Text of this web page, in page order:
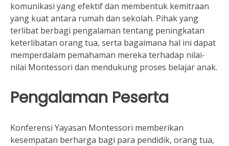
komunikasi yang efektif dan membentuk kemitraan
yang kuat antara rumah dan sekolah. Pihak yang
terlibat berbagi pengalaman tentang peningkatan
keterlibatan orang tua, serta bagaimana hal ini dapat
memperdalam pemahaman mereka terhadap nilai-
nilai Montessori dan mendukung proses belajar anak.
Pengalaman Peserta
Konferensi Yayasan Montessori memberikan
kesempatan berharga bagi para pendidik, orang tua,